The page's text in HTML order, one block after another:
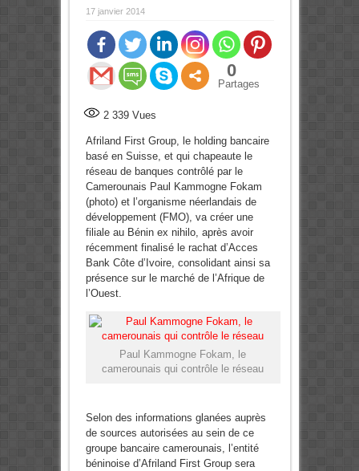
17 janvier 2014
0
Partages
2 339Vues
Afriland First Group, le holding bancaire
basé en Suisse, et qui chapeaute le
réseau de banques contrôlé par le
Camerounais Paul Kammogne Fokam
(photo) et l’organisme néerlandais de
développement (FMO), va créer une
filiale au Bénin ex nihilo, après avoir
récemment finalisé le rachat d’Acces
Bank Côte d’Ivoire, consolidant ainsi sa
présence sur le marché de l’Afrique de
l’Ouest.
Paul Kammogne Fokam, le
camerounais qui contrôle le réseau
Selon des informations glanées auprès
de sources autorisées au sein de ce
groupe bancaire camerounais, l’entité
béninoise d’Afriland First Group sera